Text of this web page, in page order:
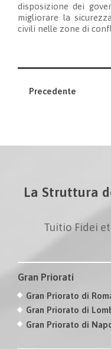
disposizione dei
migliorare la
civili nelle zone di
Precedente
La Struttura
Tuitio Fidei
Gran Priorati
Gran Priorato di
Gran Priorato di
Gran Priorato di